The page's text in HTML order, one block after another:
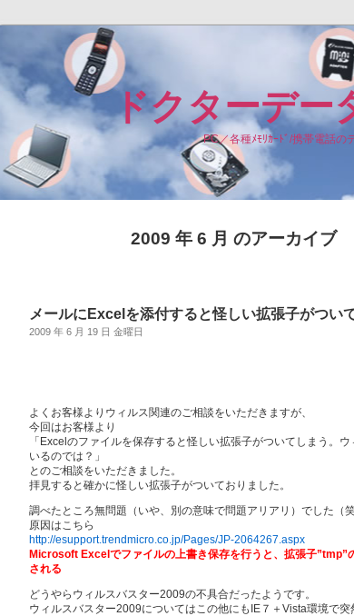
ドクターデー
PC／各種ﾒﾓﾘｶｰﾄﾞ/携帯電話の
2009 年 6 月 のアーカイブ
メールにExcelを添付すると怪しい拡張子がつい
2009 年 6 月 19 日 金曜日
よくお客様よりウィルス関連のご相談をいただきますが、
今回はお客様より
「Excelのファイルを保存すると怪しい拡張子がついてしまう。
いるのでは？」
とのご相談をいただきました。
拝見すると確かに怪しい拡張子がついておりました。
調べたところ無問題（いや、別の意味で問題アリアリ）でした（笑
原因はこちら
http://esupport.trendmicro.co.jp/Pages/JP-2064267.aspx
Microsoft Excelでファイルの上書き保存を行うと、拡張子”tmp”
される
どうやらウィルスバスター2009の不具合だったようです。
ウィルスバスター2009についてはこの他にもIE７＋Vista環境で突